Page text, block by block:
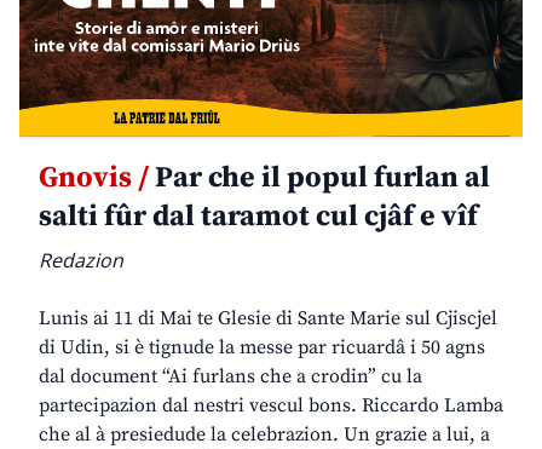
Gnovis /Par che il popul furlan al
salti fûr dal taramot cul cjâf e vîf
Redazion
Lunis ai 11 di Mai te Glesie di Sante Marie sul Cjiscjel
di Udin, si è tignude la messe par ricuardâ i 50 agns
dal document “Ai furlans che a crodin” cu la
partecipazion dal nestri vescul bons. Riccardo Lamba
che al à presiedude la celebrazion. Un grazie a lui, a